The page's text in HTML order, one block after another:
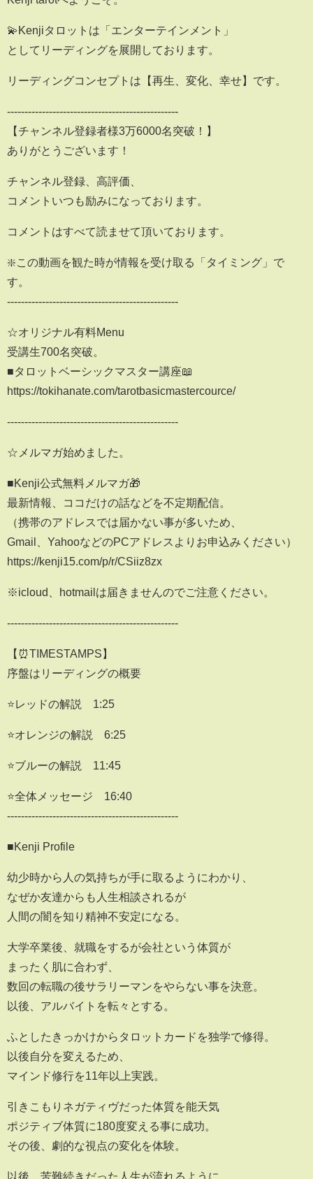
💫Kenjiタロットは「エンターテインメント」
としてリーディングを展開しております。
リーディングコンセプトは【再生、変化、幸せ】です。
-------------------------------------------------
【チャンネル登録者様3万6000名突破！】
ありがとうございます！
チャンネル登録、高評価、
コメントいつも励みになっております。
コメントはすべて読ませて頂いております。
❇️この動画を観た時が情報を受け取る「タイミング」で
す。
-------------------------------------------------
☆オリジナル有料Menu
受講生700名突破。
■タロットベーシックマスター講座📖
https://tokihanate.com/tarotbasicmastercource/
-------------------------------------------------
☆メルマガ始めました。
■Kenji公式無料メルマガ🎁
最新情報、ココだけの話などを不定期配信。
（携帯のアドレスでは届かない事が多いため、
Gmail、YahooなどのPCアドレスよりお申込みください）
https://kenji15.com/p/r/CSiiz8zx
※icloud、hotmailは届きませんのでご注意ください。
-------------------------------------------------
【⏰TIMESTAMPS】
序盤はリーディングの概要
⭐️レッドの解説 1:25
⭐️オレンジの解説 6:25
⭐️ブルーの解説 11:45
⭐️全体メッセージ 16:40
-------------------------------------------------
■Kenji Profile
幼少時から人の気持ちが手に取るようにわかり、
なぜか友達からも人生相談されるが
人間の闇を知り精神不安定になる。
大学卒業後、就職をするが会社という体質が
まったく肌に合わず、
数回の転職の後サラリーマンをやらない事を決意。
以後、アルバイトを転々とする。
ふとしたきっかけからタロットカードを独学で修得。
以後自分を変えるため、
マインド修行を11年以上実践。
引きこもりネガティヴだった体質を能天気
ポジティブ体質に180度変える事に成功。
その後、劇的な視点の変化を体験。
以後、苦難続きだった人生が流れるように